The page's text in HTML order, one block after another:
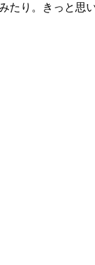
り。きっと思